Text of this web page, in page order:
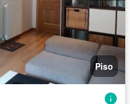
Piso